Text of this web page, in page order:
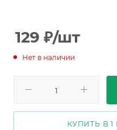
129 ₽/шт
Нет в наличии
КУПИТЬ В 1